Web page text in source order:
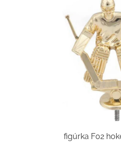
figúrka F02